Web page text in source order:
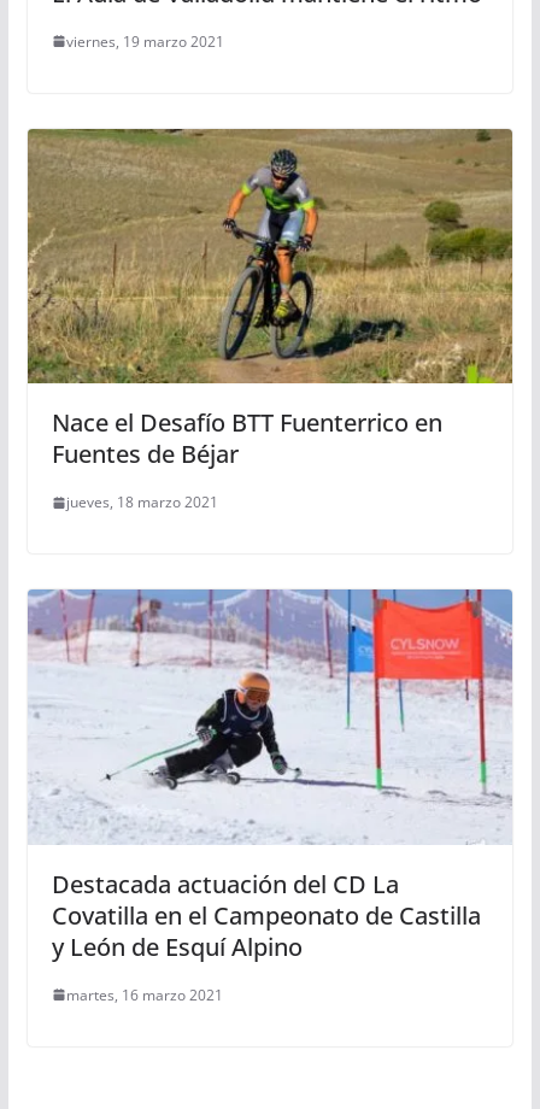
viernes, 19 marzo 2021
Nace el Desafío BTT Fuenterrico en
Fuentes de Béjar
jueves, 18 marzo 2021
Destacada actuación del CD La
Covatilla en el Campeonato de Castilla
y León de Esquí Alpino
martes, 16 marzo 2021